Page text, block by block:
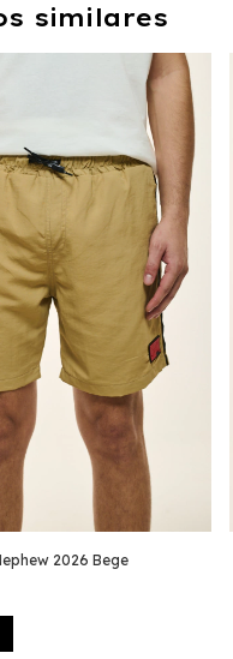
similares
2026 Bege